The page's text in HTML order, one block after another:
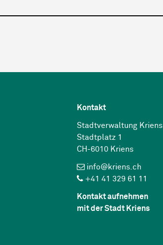
Kontakt
Stadtverwaltung Kriens
Stadtplatz 1
CH-6010 Kriens
info@kriens.ch
+41 41 329 61 11
Kontakt aufnehmen
mit der Stadt Kriens